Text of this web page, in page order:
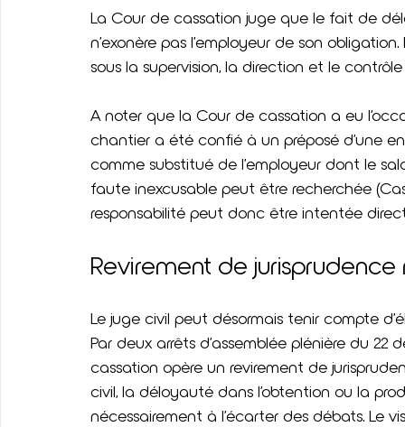
La Cour de cassation juge que le fait de
n’exonère pas l’employeur de son
sous la supervision, la direction et le contrôle
A noter que la Cour de cassation a eu
chantier a été confié à un préposé d’une
comme substitué de l’employeur dont le
faute inexcusable peut être recherchée
responsabilité peut donc être intentée
Revirement de
Le juge civil peut désormais tenir compte
Par deux arrêts d’assemblée plénière du 22
cassation opère un revirement de
civil, la déloyauté dans l’obtention ou la
nécessairement à l’écarter des débats. Le